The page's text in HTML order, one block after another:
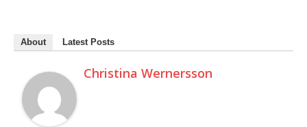
About Latest Posts
Christina Wernersson